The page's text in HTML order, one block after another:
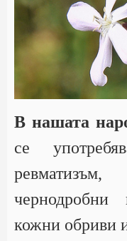
В нашата
се
кожни обриви